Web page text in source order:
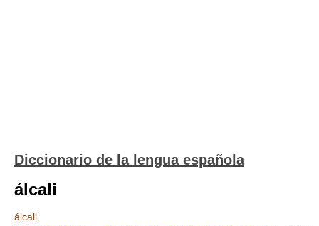
Diccionario de la lengua española
álcali
álcali